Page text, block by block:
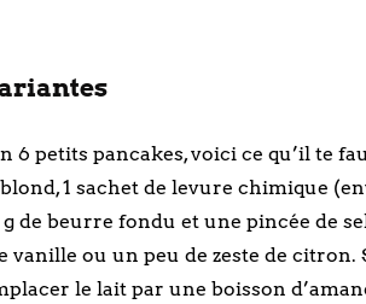
petits pancakes, voici ce qu’il te
1 sachet de levure chimique
g de beurre fondu et une pincée de
vanille ou un peu de zeste de
le lait par une boisson